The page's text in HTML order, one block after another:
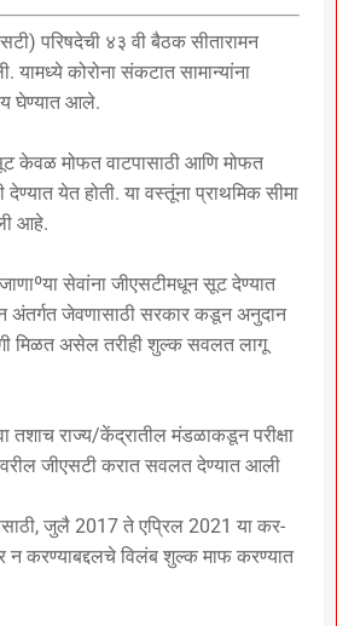
परिषदेची ४३ वी बैठक सीतारामन
यामध्ये कोरोना संकटात सामान्यांना
घेण्यात आले.
केवळ मोफत वाटपासाठी आणि मोफत
येत होती. या वस्तूंना प्राथमिक सीमा
आहे.
सेवांना जीएसटीमधून सूट देण्यात
अंतर्गत जेवणासाठी सरकार कडून अनुदान
मिळत असेल तरीही शुल्क सवलत लागू
तशाच राज्य/केंद्रातील मंडळाकडून परीक्षा
जीएसटी करात सवलत देण्यात आली
जुलै 2017 ते एप्रिल 2021 या कर-
न करण्याबद्दलचे विलंब शुल्क माफ करण्यात